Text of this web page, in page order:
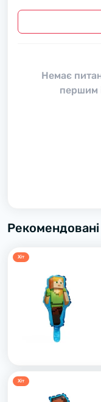
Немає
першим
Хiт
Хiт